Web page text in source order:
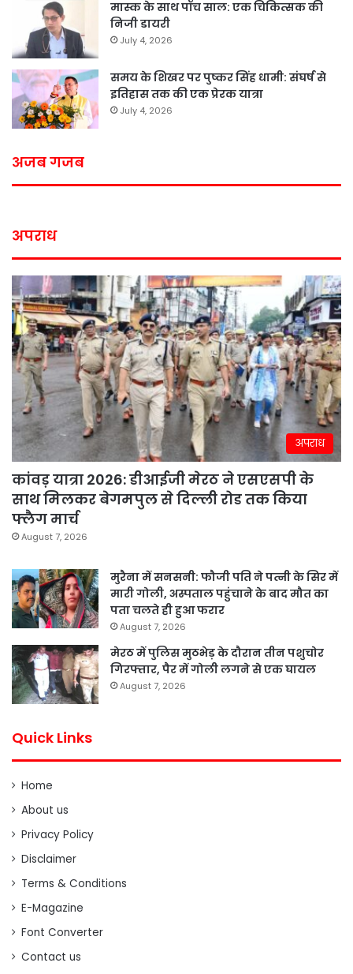
मास्क के साथ पॉच साल: एक चिकित्सक की
निजी डायरी
July 4, 2026
समय के शिखर पर पुष्कर सिंह धामी: संघर्ष से
इतिहास तक की एक प्रेरक यात्रा
July 4, 2026
अजब गजब
अपराध
अपराध
कांवड़ यात्रा 2026: डीआईजी मेरठ ने एसएसपी के
साथ मिलकर बेगमपुल से दिल्ली रोड तक किया
फ्लैग मार्च
August 7, 2026
मुरैना में सनसनी: फौजी पति ने पत्नी के सिर में
मारी गोली, अस्पताल पहुंचाने के बाद मौत का
पता चलते ही हुआ फरार
August 7, 2026
मेरठ में पुलिस मुठभेड़ के दौरान तीन पशुचोर
गिरफ्तार, पैर में गोली लगने से एक घायल
August 7, 2026
Quick Links
Home
About us
Privacy Policy
Disclaimer
Terms & Conditions
E-Magazine
Font Converter
Contact us